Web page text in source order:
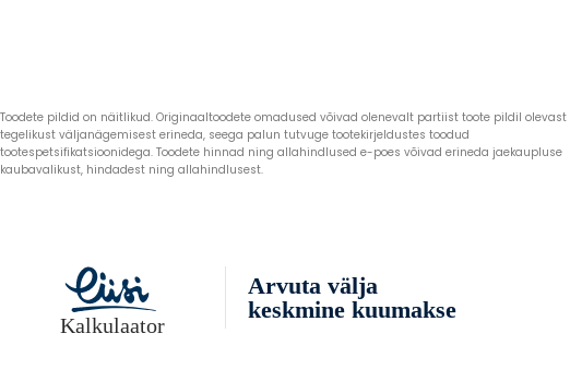
Toodete pildid on näitlikud. Originaaltoodete omadused võivad olenevalt partiist toote pildil olevast
tegelikust väljanägemisest erineda, seega palun tutvuge tootekirjeldustes toodud
tootespetsifikatsioonidega. Toodete hinnad ning allahindlused e-poes võivad erineda jaekaupluse
kaubavalikust, hindadest ning allahindlusest.